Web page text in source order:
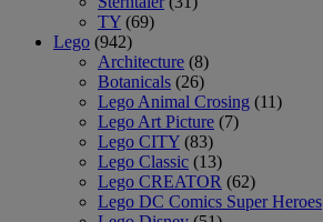
TY (69)
Lego (942)
Architecture (8)
Botanicals (26)
Lego Animal Crosing (11)
Lego Art Picture (7)
Lego CITY (83)
Lego Classic (13)
Lego CREATOR (62)
Lego DC Comics Super Heroes